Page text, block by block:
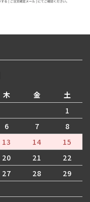
木 金
土
1
6 7
8
13 14
15
20 21
22
27 28
29